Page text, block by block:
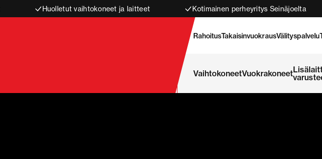
Huolletut vaihtokoneet ja laitteet Kotimainen perheyritys Seinäjoelta
RahoitusTakaisinvuokrausVälityspalvelu
VaihtokoneetVuokrakoneet